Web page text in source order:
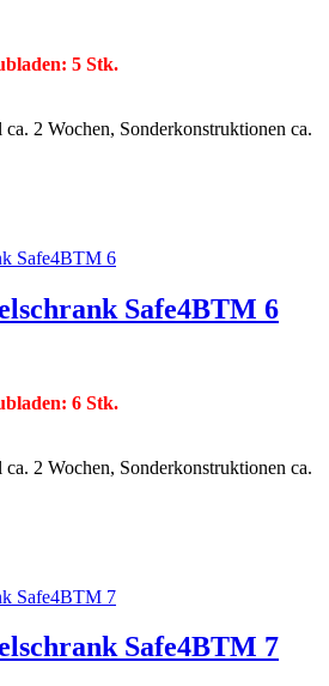
5 Stk.
ca. 2 Wochen, Sonderkonstruktionen ca.
Safe4BTM 6
6 Stk.
ca. 2 Wochen, Sonderkonstruktionen ca.
Safe4BTM 7